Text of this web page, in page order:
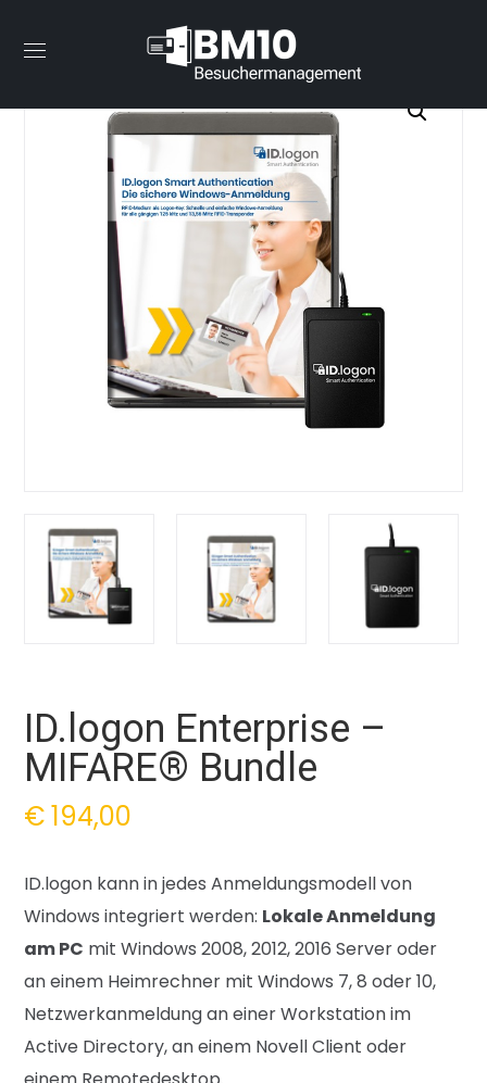
ID.logon Enterprise –
MIFARE® Bundle
€194,00
ID.logon kann in jedes Anmeldungsmodell von
Windows integriert werden: Lokale Anmeldung
am PC mit Windows 2008, 2012, 2016 Server oder
an einem Heimrechner mit Windows 7, 8 oder 10,
Netzwerkanmeldung an einer Workstation im
Active Directory, an einem Novell Client oder